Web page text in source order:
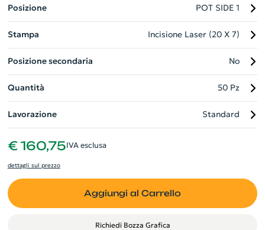
sicuramente i tuoi clienti e dipendenti.
Posizione POT SIDE 1
Stampa Incisione Laser (20 X 7)
Posizione secondaria No
Quantità 50 Pz
Lavorazione Standard
€ 160,75IVA esclusa
dettagli sul prezzo
Aggiungi al Carrello
Richiedi Bozza Grafica